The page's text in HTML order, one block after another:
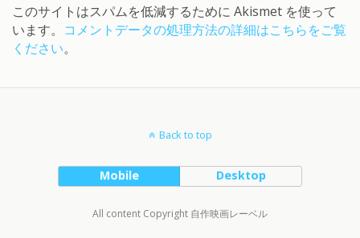
このサイトはスパムを低減するために Akismet を使って
います。 コメントデータの処理方法の詳細はこちらをご覧
ください。
Back to top
Mobile Desktop
All content Copyright 自作映画レーベル